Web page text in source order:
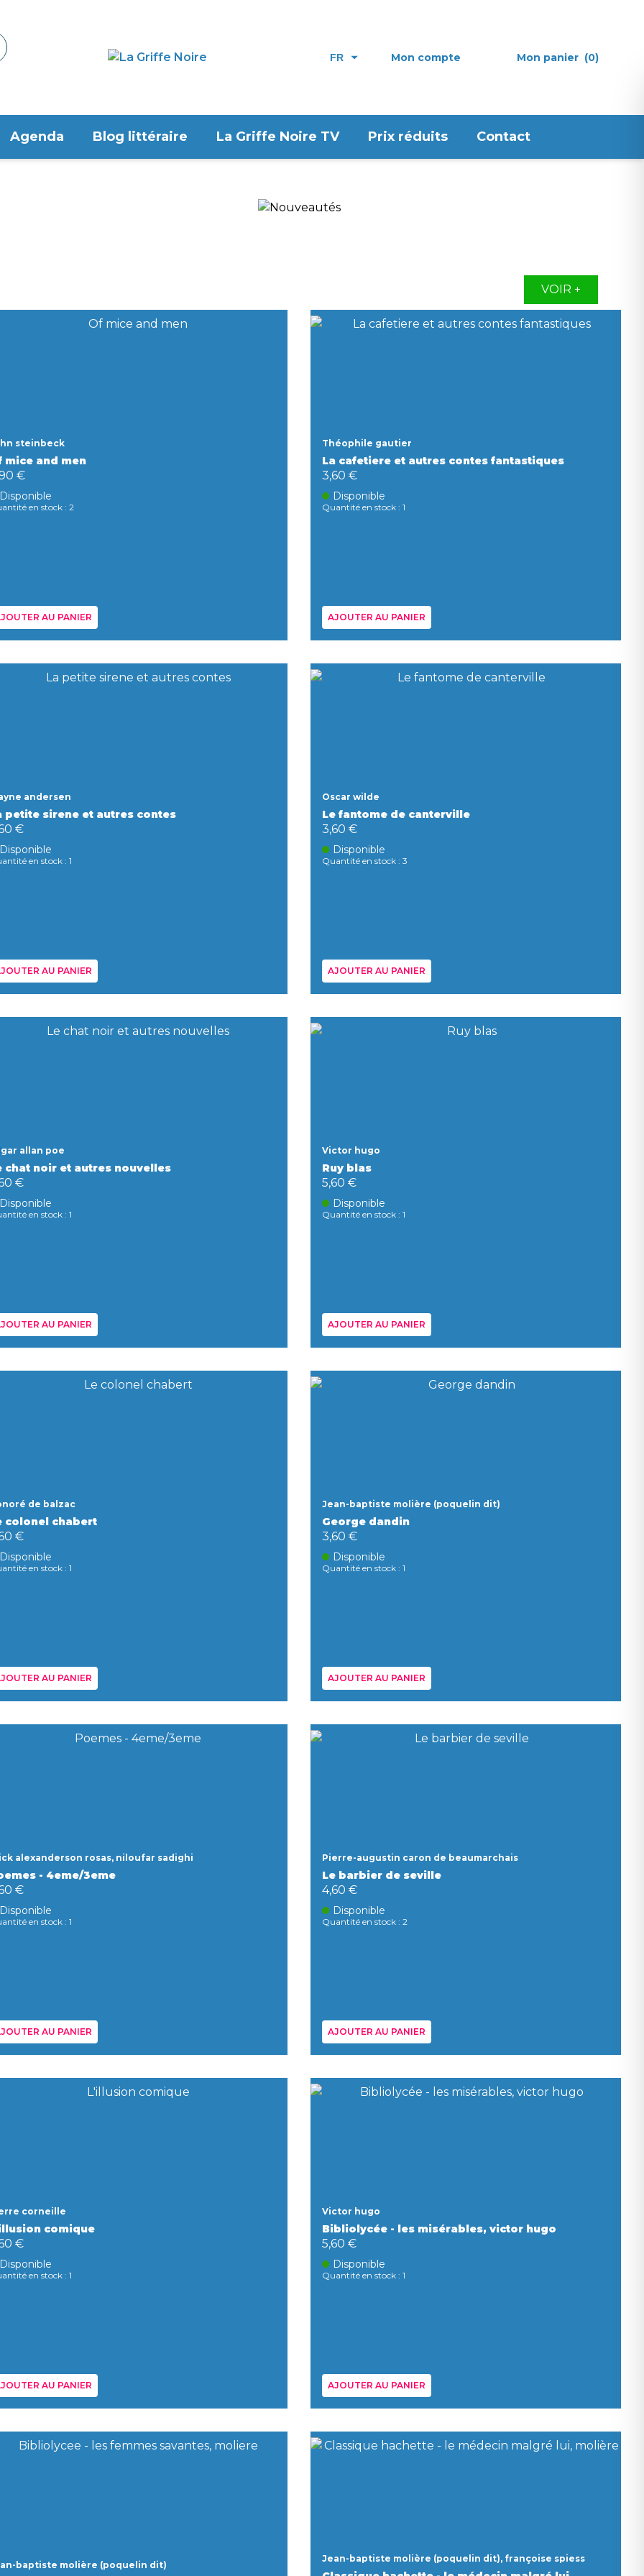
FR Mon compte Mon panier (0)
Agenda Blog littéraire La Griffe Noire TV Prix réduits Contact
VOIR +
steinbeck
mice and men
€
Disponible
en stock : 2
AU PANIER
Théophile gautier
La cafetiere et autres contes fantastiques
3,60 €
Disponible
Quantité en stock : 1
AJOUTER AU PANIER
andersen
petite sirene et autres contes
€
Disponible
en stock : 1
AU PANIER
Oscar wilde
Le fantome de canterville
3,60 €
Disponible
Quantité en stock : 3
AJOUTER AU PANIER
allan poe
chat noir et autres nouvelles
€
Disponible
en stock : 1
AU PANIER
Victor hugo
Ruy blas
5,60 €
Disponible
Quantité en stock : 1
AJOUTER AU PANIER
de balzac
colonel chabert
€
Disponible
en stock : 1
AU PANIER
Jean-baptiste molière (poquelin dit)
George dandin
3,60 €
Disponible
Quantité en stock : 1
AJOUTER AU PANIER
alexanderson rosas, niloufar sadighi
- 4eme/3eme
€
Disponible
en stock : 1
AU PANIER
Pierre-augustin caron de beaumarchais
Le barbier de seville
4,60 €
Disponible
Quantité en stock : 2
AJOUTER AU PANIER
corneille
comique
€
Disponible
en stock : 1
AU PANIER
Victor hugo
Bibliolycée - les misérables, victor hugo
5,60 €
Disponible
Quantité en stock : 1
AJOUTER AU PANIER
baptiste molière (poquelin dit)
Jean-baptiste molière (poquelin dit), françoise spiess